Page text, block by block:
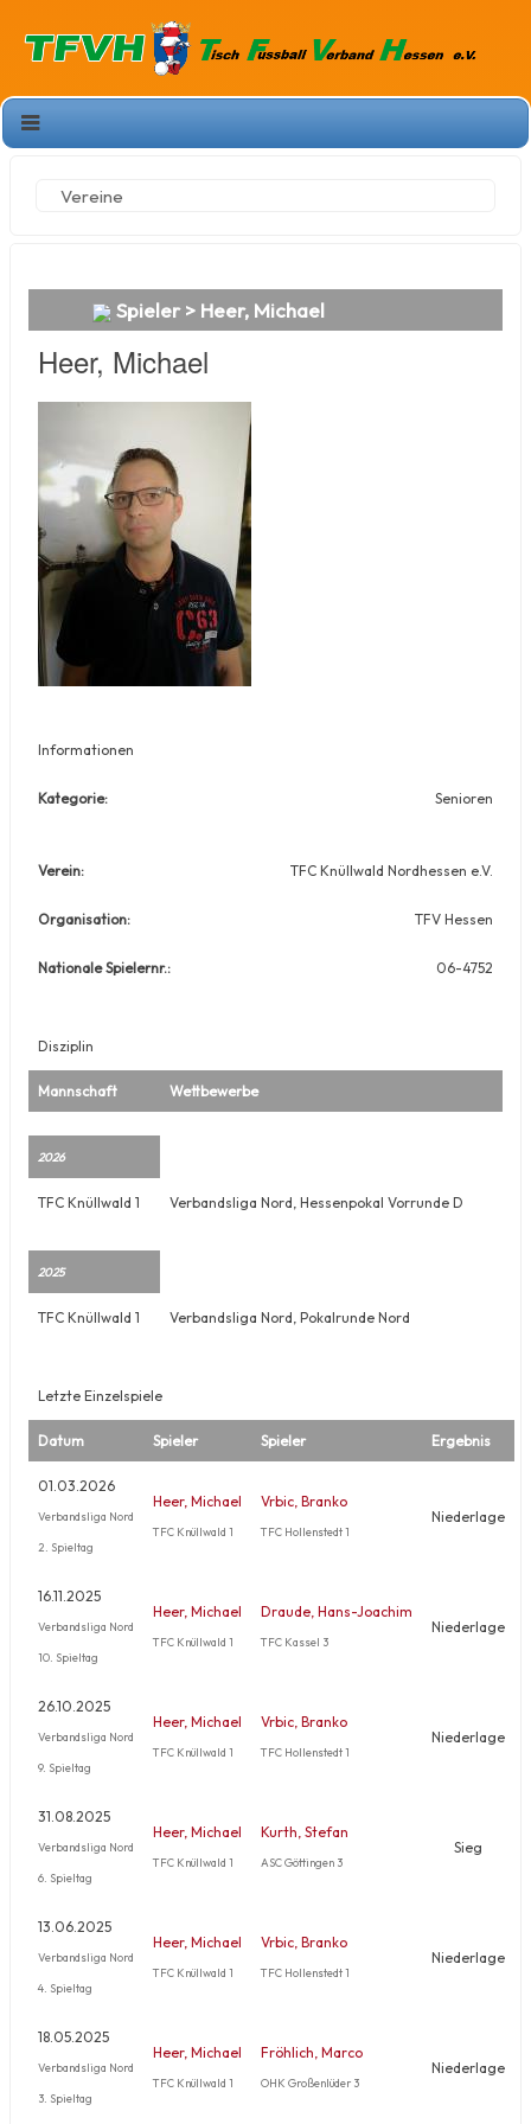
Vereine
Spieler > Heer, Michael
Heer, Michael
Informationen
Kategorie: Senioren
Verein: TFC Knüllwald Nordhessen e.V.
Organisation: TFV Hessen
Nationale Spielernr.: 06-4752
Disziplin
Mannschaft Wettbewerbe
2026
TFC Knüllwald 1 Verbandsliga Nord, Hessenpokal Vorrunde D
2025
TFC Knüllwald 1 Verbandsliga Nord, Pokalrunde Nord
Letzte Einzelspiele
Datum Spieler Spieler Ergebnis
01.03.2026
Verbandsliga Nord
2. Spieltag
Heer, Michael
TFC Knüllwald 1
Vrbic, Branko
TFC Hollenstedt 1
Niederlage
16.11.2025
Verbandsliga Nord
10. Spieltag
Heer, Michael
TFC Knüllwald 1
Draude, Hans-Joachim
TFC Kassel 3
Niederlage
26.10.2025
Verbandsliga Nord
9. Spieltag
Heer, Michael
TFC Knüllwald 1
Vrbic, Branko
TFC Hollenstedt 1
Niederlage
31.08.2025
Verbandsliga Nord
6. Spieltag
Heer, Michael
TFC Knüllwald 1
Kurth, Stefan
ASC Göttingen 3
Sieg
13.06.2025
Verbandsliga Nord
4. Spieltag
Heer, Michael
TFC Knüllwald 1
Vrbic, Branko
TFC Hollenstedt 1
Niederlage
18.05.2025
Verbandsliga Nord
3. Spieltag
Heer, Michael
TFC Knüllwald 1
Fröhlich, Marco
OHK Großenlüder 3
Niederlage